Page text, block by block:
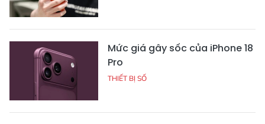
Mức giá gây sốc của iPhone 18
Pro
THIẾT BỊ SỐ